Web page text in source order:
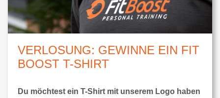
VERLOSUNG: GEWINNE EIN FIT
BOOST T-SHIRT
Du möchtest ein T-Shirt mit unserem Logo haben